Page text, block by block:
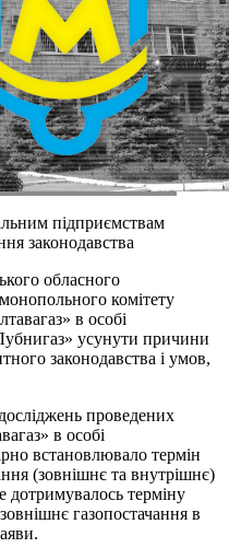
підприємствам
законодавства
обласного
комітету
в особі
усунути причини
законодавства і умов,
проведених
в особі
встановлювало термін
(зовнішнє та внутрішнє)
дотримувалось терміну
газопостачання в